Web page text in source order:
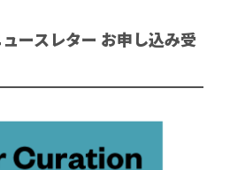
ースレター お申し込み受